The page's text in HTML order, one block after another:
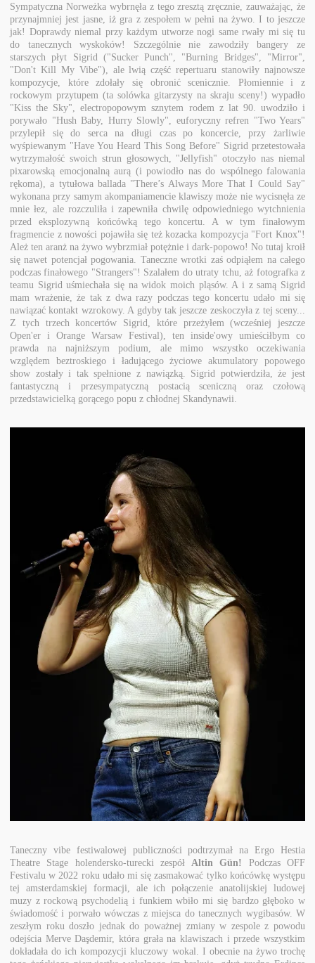
Sympatyczna Norweżka wybrnęła z tego zresztą zręcznie, zauważając, że
przynajmniej jest jasne, iż gra z zespołem w pełni na żywo. I to jeszcze
jak! Doprawdy niemal przy każdym utworze nogi same rwały mi się tu
do tanecznych wyskoków! Szczególnie nie zawodziły bangery ze
starszych płyt Sigrid ("Sucker Punch", "Burning Bridges", "Mirror",
"Don't Kill My Vibe"), ale lwią część repertuaru stanowiły najnowsze
kompozycje, które zdołały się obronić scenicznie. Płomiennie i z
rockowym przytupem (ta solówka gitarzysty na skraju sceny!) wypadło
"Kiss the Sky", electropopowym sznytem rodem z lat 90. uwodziło i
porywało "Hush Baby, Hurry Slowly", euforyczny refren "Two Years"
przylepił się do serca na długi czas po koncercie, przy żarliwie
wyśpiewanym "Have You Heard This Song Before" Sigrid przetestowała
wytrzymałość swoich strun głosowych, "Jellyfish" otoczyło nas niemal
pixarowską emocjonalną aurą (i powiodło nas do wspólnego falowania
rękoma), a tytułowa ballada "There’s Always More That I Could Say"
wykonana przy samym akompaniamencie klawiszy może nie wycisnęła ze
mnie łez, ale rozczuliła i zapewniła chwilę odpowiedniego wytchnienia
przed eksplozywną końcówką tego koncertu. A w tym finałowym
fragmencie z nowości pojawiła się też kozacka kompozycja "Fort Knox"!
Ależ ten aranż na żywo wybrzmiał potężnie i dark-popowo! No tutaj kroił
się nawet potencjał pogowania. Taneczne wrotki zaś odpiąłem na całego
podczas finałowego "Strangers"! Szalałem do utraty tchu, aż fotografka z
teamu Sigrid uśmiechała się na widok moich pląsów. A i z samą Sigrid
mam wrażenie, że tak z dwa razy podczas tego koncertu udało mi się
nawiązać kontakt wzrokowy. A gdyby tak jeszcze zeskoczyła z tej sceny...
Z tych trzech koncertów Sigrid, które przeżyłem (wcześniej jeszcze
Open'er i Orange Warsaw Festival), ten inside'owy umieściłbym co
prawda na najniższym podium, ale mimo wszystko oczekiwania
względem beztroskiego i ładującego życiowe akumulatory popowego
show zostały i tak spełnione z nawiązką. Sigrid potwierdziła, że jest
fantastyczną i przesympatyczną postacią sceniczną oraz czołową
przedstawicielką gorącego popu z chłodnej Skandynawii.
Taneczny vibe festiwalowej publiczności podtrzymał na Ergo Hestia
Theatre Stage holendersko-turecki zespół Altin Gün! Podczas OFF
Festivalu w 2022 roku udało mi się zasmakować tylko końcówkę występu
tej amsterdamskiej formacji, ale ich połączenie anatolijskiej ludowej
muzy z rockową psychodelią i funkiem wbiło mi się bardzo głęboko w
świadomość i porwało wówczas z miejsca do tanecznych wygibasów. W
zeszłym roku doszło jednak do poważnej zmiany w zespole z powodu
odejścia Merve Daşdemir, która grała na klawiszach i przede wszystkim
dokładała do ich kompozycji kluczowy wokal. I obecnie na żywo trochę